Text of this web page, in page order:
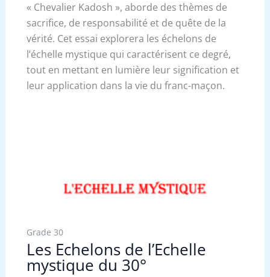
« Chevalier Kadosh », aborde des thèmes de
sacrifice, de responsabilité et de quête de la
vérité. Cet essai explorera les échelons de
l’échelle mystique qui caractérisent ce degré,
tout en mettant en lumière leur signification et
leur application dans la vie du franc-maçon.
Grade 30
Les Echelons de l’Echelle
mystique du 30°